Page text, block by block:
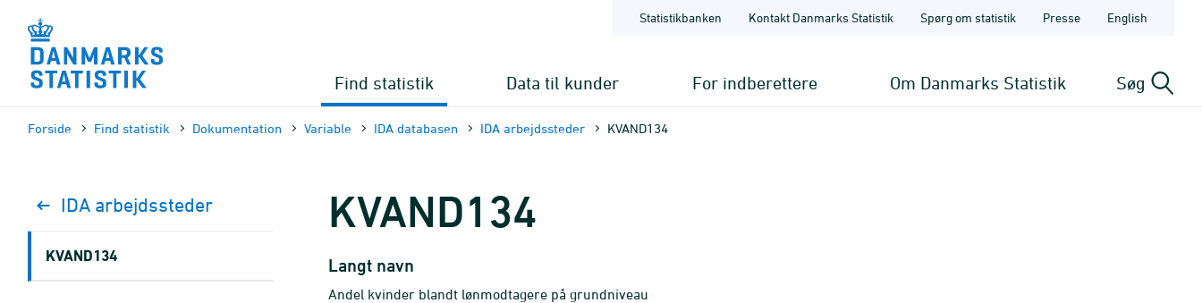
sidens
indhold
Statistikbanken Kontakt Danmarks Statistik Spørg om statistik Presse English
Find statistik Data til kunder For indberettere Om Danmarks Statistik Søg
Forside Find statistik Dokumen­tation Variable IDA databasen IDA arbejdssteder KVAND134
KVAND134
Langt navn
Andel kvinder blandt lønmodtagere på grundniveau
IDA arbejdssteder
KVAND134